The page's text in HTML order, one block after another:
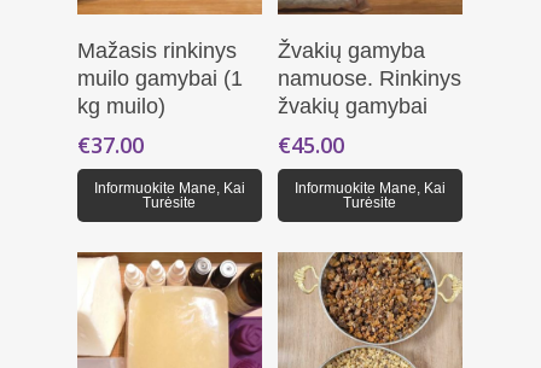
Daugiau
Mažasis rinkinys
muilo gamybai (1
kg muilo)
€37.00
Informuokite Mane, Kai
Turėsite
Žvakių gamyba
namuose. Rinkinys
žvakių gamybai
€45.00
Informuokite Mane, Kai
Turėsite